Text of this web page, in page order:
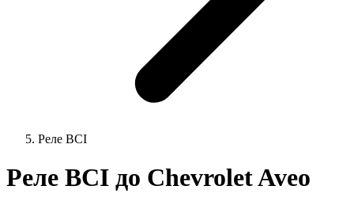
Реле ВСІ
Реле ВСІ до Chevrolet Aveo